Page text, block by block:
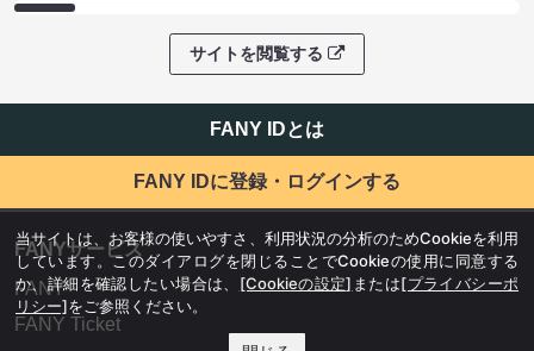
サイトを閲覧する
FANY IDとは
FANY IDに登録・ログインする
FANYサービス
FANY
FANY Ticket
当サイトは、お客様の使いやすさ、利用状況の分析のためCookieを利用
しています。このダイアログを閉じることでCookieの使用に同意する
か、詳細を確認したい場合は、 [Cookieの設定] または[プライバシーポ
リシー]をご参照ください。